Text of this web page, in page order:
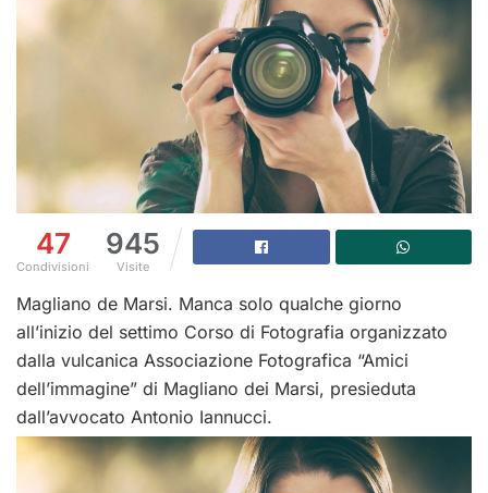
47
Condivisioni
945
Visite
Magliano de Marsi. Manca solo qualche giorno
all’inizio del settimo Corso di Fotografia organizzato
dalla vulcanica Associazione Fotografica “Amici
dell’immagine” di Magliano dei Marsi, presieduta
dall’avvocato Antonio Iannucci.